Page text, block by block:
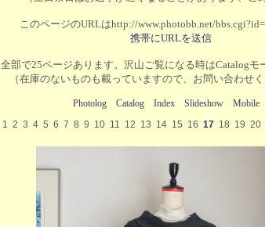
このページのURLはhttp://www.photobb.net/
携帯にURLを送信
全部で25ページあります。沢山ご覧になる時はCatalogモ
（在庫のないものも載っていますので、お問い合わせく
Photolog Catalog Index Slideshow
Mobile
1 2 3 4 5 6 7 8 9 10 11 12 13 14 15 16 17 18 19 20